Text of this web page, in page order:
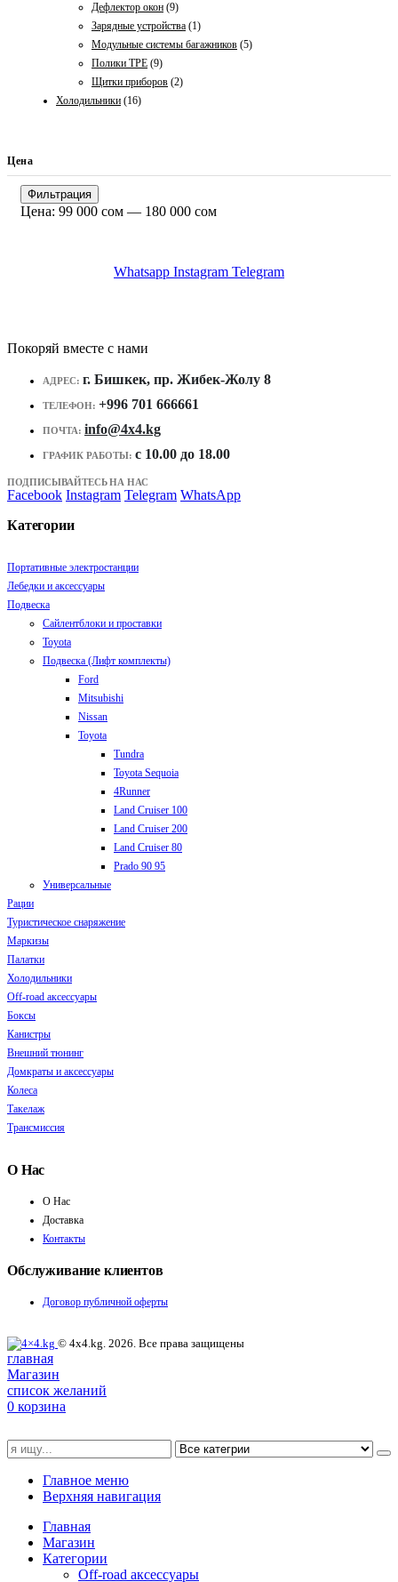
Дефлектор окон (9)
Зарядные устройства (1)
Модульные системы багажников (5)
Полики TPE (9)
Щитки приборов (2)
Холодильники (16)
Цена
Минимальная
цена
Максимальная
цена
Фильтрация
Цена: 99 000 сом — 180 000 сом
Whatsapp Instagram Telegram
Покоряй вместе с нами
АДРЕС: г. Бишкек, пр. Жибек-Жолу 8
ТЕЛЕФОН: +996 701 666661
ПОЧТА: info@4x4.kg
ГРАФИК РАБОТЫ: c 10.00 до 18.00
ПОДПИСЫВАЙТЕСЬ НА НАС
Facebook Instagram Telegram WhatsApp
Категории
Портативные электростанции
Лебедки и аксессуары
Подвеска
Сайлентблоки и проставки
Toyota
Подвеска (Лифт комплекты)
Ford
Mitsubishi
Nissan
Toyota
Tundra
Toyota Sequoia
4Runner
Land Cruiser 100
Land Cruiser 200
Land Cruiser 80
Prado 90 95
Универсальные
Рации
Туристическое снаряжение
Маркизы
Палатки
Холодильники
Off-road аксессуары
Боксы
Канистры
Внешний тюнинг
Домкраты и аксессуары
Колеса
Такелаж
Трансмиссия
О Нас
О Нас
Доставка
Контакты
Обслуживание клиентов
Договор публичной оферты
© 4x4.kg. 2026. Все права защищены
главная
Магазин
список желаний
0 корзина
Главное меню
Верхняя навигация
Главная
Магазин
Категории
Off-road аксессуары